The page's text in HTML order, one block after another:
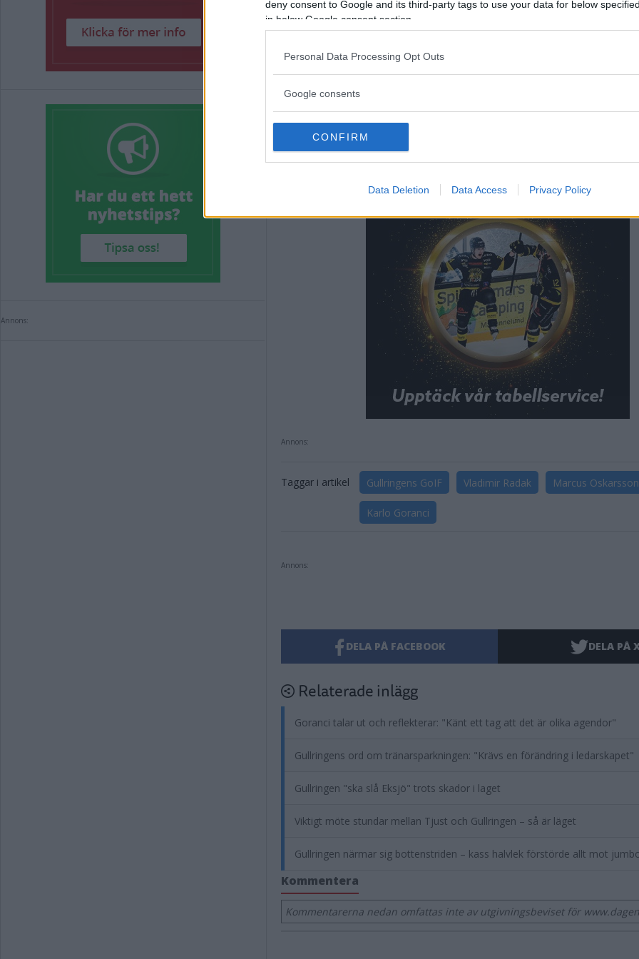
deny consent to Google and its third-party tags to use your data for below
in below Google consent section.
Personal Data Processing Opt Outs
Google consents
CONFIRM
Data Deletion Data Access Privacy Policy
Annons:
kan han få rehabövningar, men det blir troligtvis inget mer spel innan
070 378 71 16
Annons:
Taggar i artikel Gullringens GoIF Vladimir Radak Marcus
Karlo Goranci
Annons:
DELA PÅ FACEBOOK DELA PÅ
Relaterade inlägg
Goranci talar ut och reflekterar: "Känt ett tag att det är olika agendor"
Gullringens ord om tränarsparkningen: "Krävs en förändring i ledarskapet"
Gullringen "ska slå Eksjö" trots skador i laget
Viktigt möte stundar mellan Tjust och Gullringen – så är läget
Gullringen närmar sig bottenstriden – kass halvlek förstörde allt mot
Kommentera
Kommentarerna nedan omfattas inte av utgivningsbeviset för